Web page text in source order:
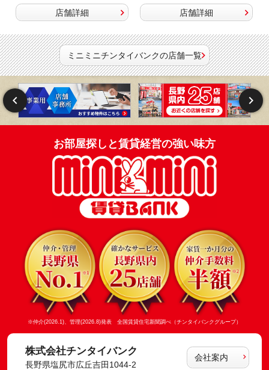
店舗詳細
店舗詳細
ミニミニチンタイバンクの店舗一覧
お部屋探しと賃貸経営の強い味方
※仲介(2026.1)、管理(2026.8)発表 全国賃貸住宅新聞調べ（チンタイバンクグループ）
株式会社チンタイバンク
長野県塩尻市広丘吉田1044-2
会社案内